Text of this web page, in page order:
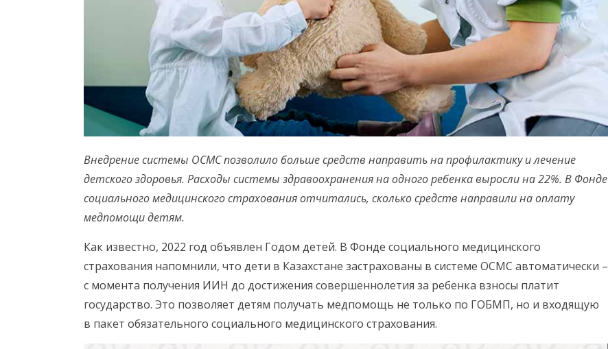
Внедрение системы ОСМС позволило больше средств направить на профилактику и лечение
детского здоровья. Расходы системы здравоохранения на одного ребенка выросли на 22%. В Фонде
социального медицинского страхования отчитались, сколько средств направили на оплату
медпомощи детям.
Как известно, 2022 год объявлен Годом детей. В Фонде социального медицинского
страхования напомнили, что дети в Казахстане застрахованы в системе ОСМС автоматически –
с момента получения ИИН до достижения совершеннолетия за ребенка взносы платит
государство. Это позволяет детям получать медпомощь не только по ГОБМП, но и входящую
в пакет обязательного социального медицинского страхования.